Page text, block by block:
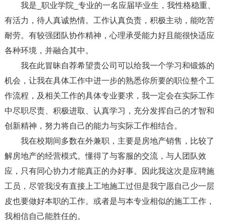
我是_职业学院_专业的一名应届毕业生，我性格稳重、
有活力，待人真诚热情。工作认真负责，积极主动，能吃苦
耐劳。有较强团队协作精神，心理承受能力好且能很快适应
各种环境，并融合其中。
我在此冒昧自荐希望贵公司可以给我一个学习和锻炼的
机会，让我在具体工作中进一步的熟悉你所要的职位整个工
作流程，及相关工作的具体专业要求，我一定会在实际工作
中尽职尽责、积极进取、认真学习，充分发挥自己的才智和
创新精神，努力将自己的能力与实际工作相结合。
我在校期间多数在外兼职，主要是房地产销售，比较了
解房地产的经营模式。懂得了与客服的交流，与人团队效
应，只有同心协力才能真正的办好事。因此我这次是应聘施
工员，尽管我没有直接上工地施工过但是我宁愿自己少一层
皮也要做好本职的工作。或者是与本专业相似的施工工作，
我相信自己能胜任的。